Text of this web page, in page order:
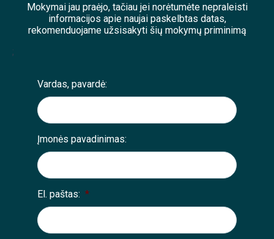
Mokymai jau praėjo, tačiau jei norėtumėte nepraleisti
informacijos apie naujai paskelbtas datas,
rekomenduojame užsisakyti šių mokymų priminimą
;
Vardas, pavardė:
Įmonės pavadinimas:
El. paštas: *